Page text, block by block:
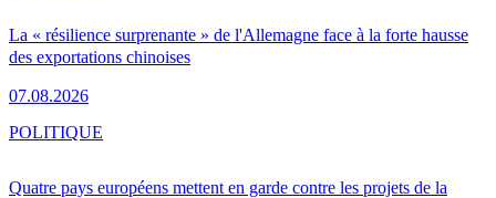
La « résilience surprenante » de l'Allemagne face à la forte hausse
des exportations chinoises
07.08.2026
Quatre pays européens mettent en garde contre les projets de la
POLITIQUE